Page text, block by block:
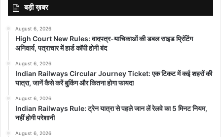
बड़ी ख़बर
August 6, 2026
High Court New Rules: वादपत्र-याचिकाओं की डबल साइड प्रिंटिंग
अनिवार्य, पत्राचार में हार्ड कॉपी होगी बंद
August 6, 2026
Indian Railways Circular Journey Ticket: एक टिकट में कई शहरों की
यात्रा, जानें कैसे करें बुकिंग और कितना होगा फायदा
August 6, 2026
Indian Railways Rule: ट्रेन यात्रा से पहले जान लें रेलवे का 5 मिनट नियम,
नहीं होगी परेशानी
August 6, 2026